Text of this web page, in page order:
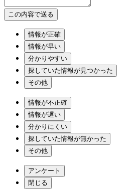
情報が正確
情報が早い
分かりやすい
探していた情報が見つかった
その他
情報が不正確
情報が遅い
分かりにくい
探していた情報が無かった
その他
アンケート
閉じる